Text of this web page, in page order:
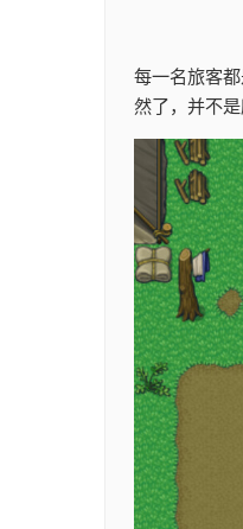
每一名旅客
然了，并不